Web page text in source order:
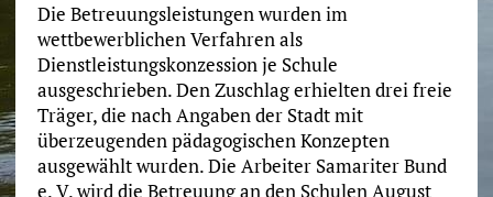
Die Betreuungsleistungen wurden im
wettbewerblichen Verfahren als
Dienstleistungskonzession je Schule
ausgeschrieben. Den Zuschlag erhielten drei freie
Träger, die nach Angaben der Stadt mit
überzeugenden pädagogischen Konzepten
ausgewählt wurden. Die Arbeiter Samariter Bund
e. V. wird die Betreuung an den Schulen August